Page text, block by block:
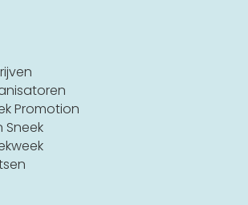
Promotion
Sneek